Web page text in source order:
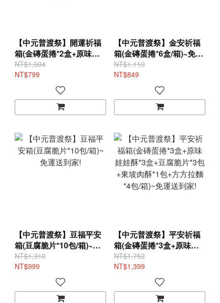
【中元普渡祭】開運祈福
箱(金磚蛋捲*2盒+原味娃
娃酥*2盒+豆腐脆片*2包
+方方拉麵*3包/箱)~免運送
NT$1,004
NT$799
【中元普渡祭】金安祈福
箱(金磚蛋捲*6盒/箱)~免運
送到家!
NT$1,110
NT$849
【中元普渡祭】豆福平安
箱(豆腐脆片*10包/箱)~免
運送到家!
NT$1,310
NT$999
【中元普渡祭】平安祈福
箱(金磚蛋捲*3盒+原味娃
娃酥*3盒+豆腐脆片*3包
+東坡肉酥*1包+方方拉麵
*4包/箱)~免運送到家!
NT$1,752
NT$1,399